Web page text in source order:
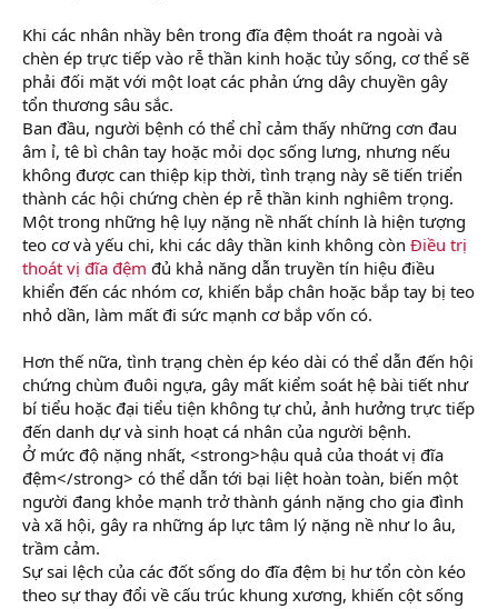
Khi các nhân nhầy bên trong đĩa đệm thoát ra ngoài và
chèn ép trực tiếp vào rễ thần kinh hoặc tủy sống, cơ thể sẽ
phải đối mặt với một loạt các phản ứng dây chuyền gây
tổn thương sâu sắc.
Ban đầu, người bệnh có thể chỉ cảm thấy những cơn đau
âm ỉ, tê bì chân tay hoặc mỏi dọc sống lưng, nhưng nếu
không được can thiệp kịp thời, tình trạng này sẽ tiến triển
thành các hội chứng chèn ép rễ thần kinh nghiêm trọng.
Một trong những hệ lụy nặng nề nhất chính là hiện tượng
teo cơ và yếu chi, khi các dây thần kinh không còn Điều trị
thoát vị đĩa đệm đủ khả năng dẫn truyền tín hiệu điều
khiển đến các nhóm cơ, khiến bắp chân hoặc bắp tay bị teo
nhỏ dần, làm mất đi sức mạnh cơ bắp vốn có.
Hơn thế nữa, tình trạng chèn ép kéo dài có thể dẫn đến hội
chứng chùm đuôi ngựa, gây mất kiểm soát hệ bài tiết như
bí tiểu hoặc đại tiểu tiện không tự chủ, ảnh hưởng trực tiếp
đến danh dự và sinh hoạt cá nhân của người bệnh.
Ở mức độ nặng nhất, <strong>hậu quả của thoát vị đĩa
đệm</strong> có thể dẫn tới bại liệt hoàn toàn, biến một
người đang khỏe mạnh trở thành gánh nặng cho gia đình
và xã hội, gây ra những áp lực tâm lý nặng nề như lo âu,
trầm cảm.
Sự sai lệch của các đốt sống do đĩa đệm bị hư tổn còn kéo
theo sự thay đổi về cấu trúc khung xương, khiến cột sống